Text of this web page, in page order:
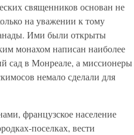
священников основан не
на уважении к тому
Ими были открыты
монахом написан наиболее
сад в Монреале, а миссионеры
немало сделали для
французское население
поселках, вести